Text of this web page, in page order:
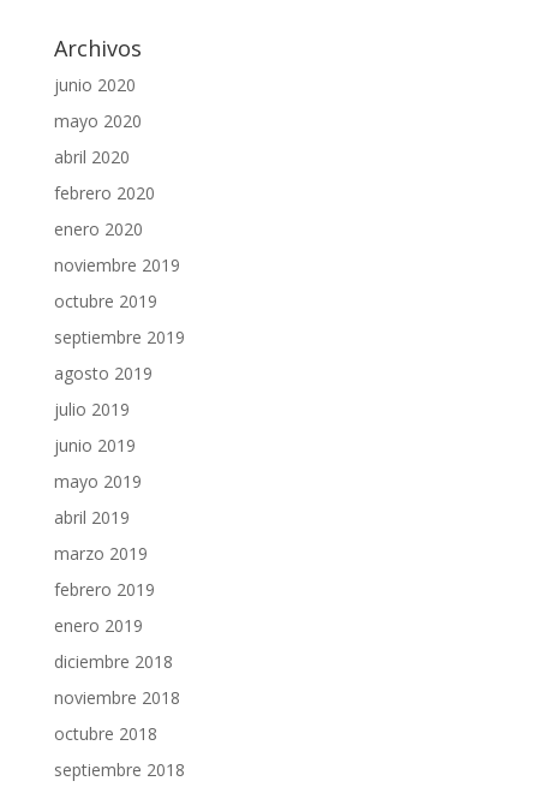
Archivos
junio 2020
mayo 2020
abril 2020
febrero 2020
enero 2020
noviembre 2019
octubre 2019
septiembre 2019
agosto 2019
julio 2019
junio 2019
mayo 2019
abril 2019
marzo 2019
febrero 2019
enero 2019
diciembre 2018
noviembre 2018
octubre 2018
septiembre 2018